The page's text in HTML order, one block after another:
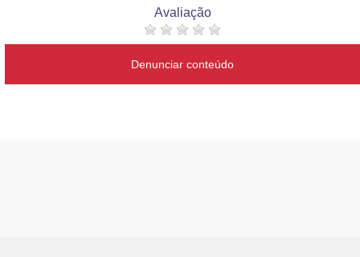
Avaliação
Denunciar conteúdo